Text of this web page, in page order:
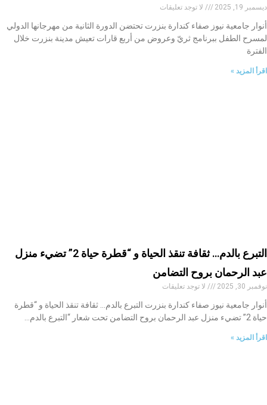
ديسمبر 19, 2025 لا توجد تعليقات
أنوار جامعية نيوز صفاء كندارة بنزرت تحتضن الدورة الثانية من مهرجانها الدولي
لمسرح الطفل ببرنامج ثريّ وعروض من أربع قارات تعيش مدينة بنزرت خلال
الفترة
اقرأ المزيد »
التبرع بالدم… ثقافة تنقذ الحياة و “قطرة حياة 2” تضيء منزل
عبد الرحمان بروح التضامن
نوفمبر 30, 2025 لا توجد تعليقات
أنوار جامعية نيوز صفاء كندارة بنزرت التبرع بالدم… ثقافة تنقذ الحياة و “قطرة
حياة 2” تضيء منزل عبد الرحمان بروح التضامن تحت شعار “التبرع بالدم…
اقرأ المزيد »